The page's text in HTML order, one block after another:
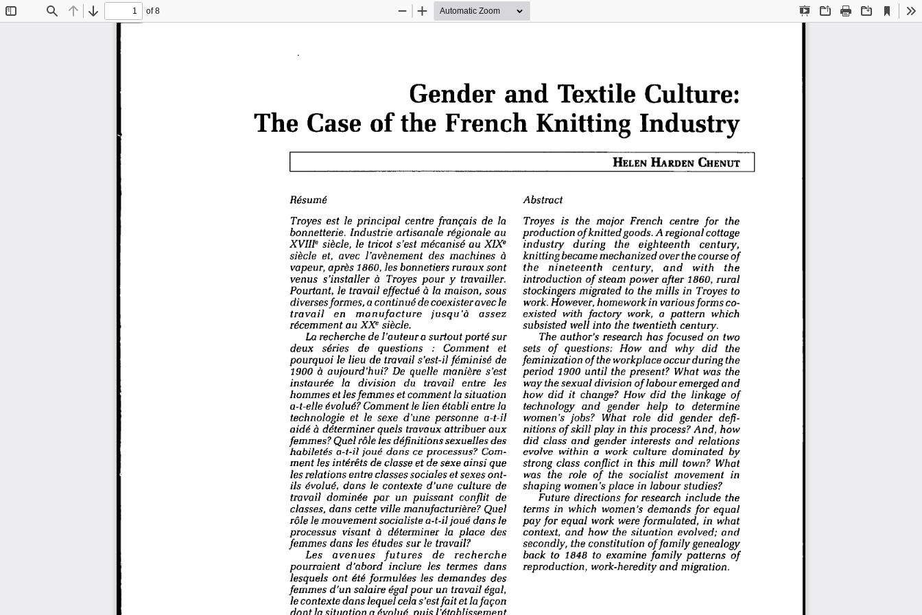
Find Previous
Next
of 8
Presentation
OpenPrint Download
Current
View
Zoom
Zoom
Gender  and Textile Culture:
The  Case  of the French Knitting Industry
HELEN
  HARDEN CHENUT
Résumé
Troyes   est   le  principal    centre   français    de   la
bonnetterie.    Industrie    artisanale    régionale    au
XVIIIe
   siècle,   le  tricot  s'est   mécanisé    au
  XIX
e
siècle    et,   avec   l'avènement      des   machines     à
vapeur,   après  1860,  les  bonnetiers   ruraux    sont
venus    s'installer    à   Troyes   pour   y     travailler.
Pourtant,   le  travail   effectué   à  la  maison,     sous
diverses  formes,   a continué   de  coexister   avec  le
travail      en     manufacture         jusqu'à          assez
récemment    au  XXe
    siècle.
La recherche   de  l'auteur   a surtout   porté   sur
deux     séries     de    questions      :   Comment       et
pourquoi    le  lieu  de  travail  s'est-il  féminisé     de
1900  à  aujourd'hui?     De  quelle   manière     s'est
instaurée     la    division     du    travail    entre     les
hommes    et les femmes    et  comment   la    situation
a-t-elle  évolué?   Comment   le  lien  établi  entre  la
technologie     et   le   sexe   d'une    personne     a-t-il
aidé  à  déterminer    quels   travaux   attribuer    aux
femmes?    Quel  rôle  les  définitions   sexuelles    des
habiletés    a-t-il  joué   dans   ce  processus?     Com-
ment   les  intérêts   de  classe  et  de  sexe  ainsi   que
les  relations   entre  classes  sociales   et  sexes   ont-
ils  évolué,   dans   le  contexte    d'une    culture    de
travail    dominée     par   un   puissant     conflit     de
classes,   dans   cette  ville  manufacturière?      Quel
rôle  le  mouvement     socialiste   a-t-il  joué  dans   le
processus     visant    à   déterminer     la  place     des
femmes    dans   les  études   sur  le   travail?
Les     avenues       futures        de         recherche
pourraient     d'abord    inclure    les   termes     dans
lesquels    ont   été  formulées     les  demandes      des
femmes    d'un   salaire  égal  pour   un  travail   égal,
le contexte   dans  lequel  cela  s'est  fait  et la  façon
dont  la  situation   a évolué,  puis       l'établissement
Abstract
Troyes    is   the   major    French    centre   for    the
production    of knitted   goods.  A  regional    cottage
industry       during      the     eighteenth          century,
knitting   became   mechanized     over  the  course  of
the     nineteenth         century,       and      with       the
introduction     of  steam   power   after   1860,   rural
stockingers    migrated    to  the  mills   in  Troyes   to
work.  However,   homework    in  various  forms   co-
existed    with   factory    work,   a  pattern      which
subsisted    well  into   the  twentieth      century.
The  author's    research   has  focused    on   two
sets    of   questions:     How    and    why    did     the
feminization     of  the  workplace   occur  during   the
period    1900   until   the  present?    What   was   the
way  the  sexual   division   of  labour  emerged    and
how   did   it   change?   How   did   the   linkage    of
technology     and    gender     help    to      determine
women's     jobs?    What    role   did   gender     defi-
nitions   of  skill  play  in  this  process?   And,    how
did   class   and   gender   interests    and     relations
evolve    within    a   work   culture    dominated      by
strong   class   conflict   in  this   mill   town?    What
was   the   role   of   the   socialist    movement      in
shaping    women's    place   in  labour     studies?
Future   directions   for  research   include     the
terms   in   which   women's    demands    for    equal
pay  for  equal   work   were  formulated,     in   what
context,    and   how   the   situation
    evolved;
    and
secondly,    the  constitution    of family      genealogy
back   to  1848   to  examine    family    patterns    of
reproduction,     work-heredity    and     migration.